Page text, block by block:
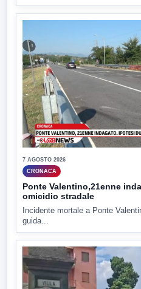
7 AGOSTO 2026
CRONACA
Ponte Valentino,21enne
omicidio stradale
Incidente mortale a Ponte
guida...